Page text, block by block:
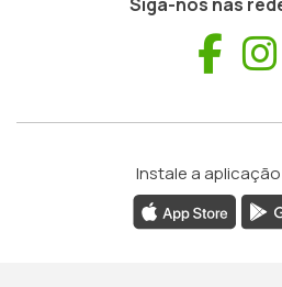
Instale a aplicação